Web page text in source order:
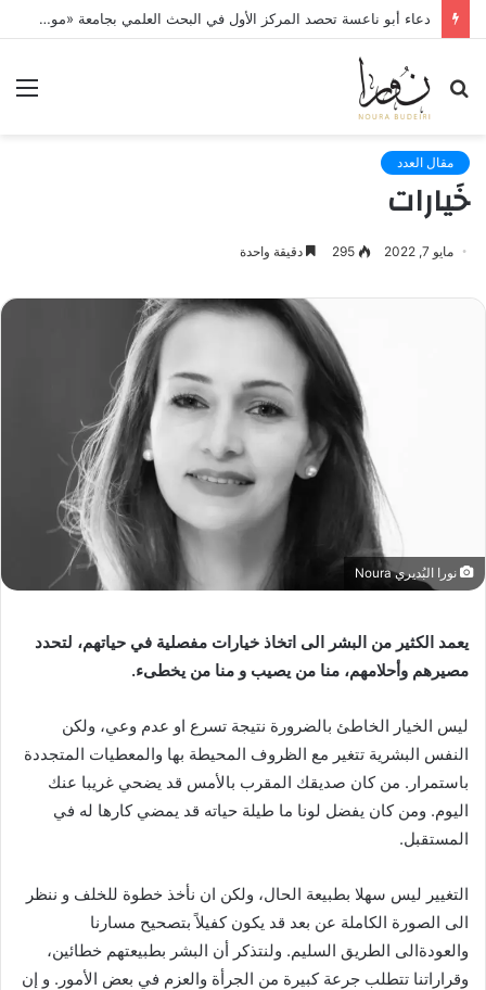
دعاء أبو ناعسة تحصد المركز الأول في البحث العلمي بجامعة «مونستر» الألمانية
بحث
عن
مقال العدد
خَيارات
مايو 7, 2022 295 دقيقة واحدة
نورا البُديري Noura
يعمد الكثير من البشر الى اتخاذ خيارات مفصلية في حياتهم، لتحدد
مصيرهم وأحلامهم، منا من يصيب و منا من يخطىء.
ليس الخيار الخاطئ بالضرورة نتيجة تسرع او عدم وعي، ولكن
النفس البشرية تتغير مع الظروف المحيطة بها والمعطيات المتجددة
باستمرار. من كان صديقك المقرب بالأمس قد يضحي غريبا عنك
اليوم. ومن كان يفضل لونا ما طيلة حياته قد يمضي كارها له في
المستقبل.
التغيير ليس سهلا بطبيعة الحال، ولكن ان نأخذ خطوة للخلف و ننظر
الى الصورة الكاملة عن بعد قد يكون كفيلاً بتصحيح مسارنا
والعودةالى الطريق السليم. ولنتذكر أن البشر بطبيعتهم خطائين،
وقراراتنا تتطلب جرعة كبيرة من الجرأة والعزم في بعض الأمور. و إن